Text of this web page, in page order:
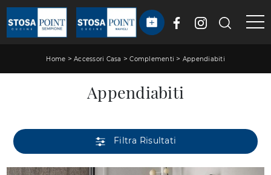
Home > Accessori Casa >Complementi > Appendiabiti
Appendiabiti
Filtra Risultati